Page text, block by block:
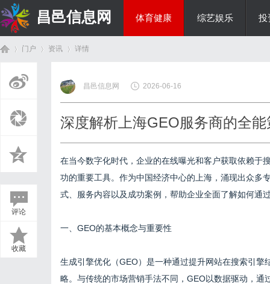
昌邑信息网 体育健康 综艺娱乐 投
门户 资讯
›
详情
评论
收藏
昌邑信息网 2026-06-16
深度解析上海GEO服务商的全能
在当今数字化时代，企业的在线曝光和客户获取依赖于
功的重要工具。作为中国经济中心的上海，涌现出众多
式、服务内容以及成功案例，帮助企业全面了解如何通
一、GEO的基本概念与重要性
生成引擎优化（GEO）是一种通过提升网站在搜索引
略。与传统的市场营销手法不同，GEO以数据驱动，